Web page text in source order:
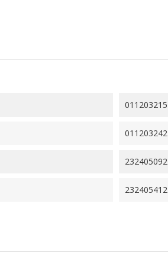
011203215
011203242
232405092
232405412